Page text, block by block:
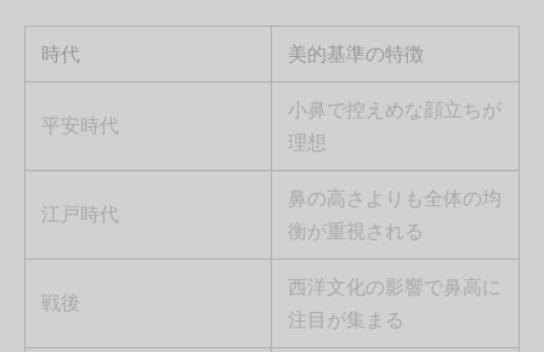
時代 美的基準の特徴
平安時代
小鼻で控えめな顔立ちが
理想
江戸時代
鼻の高さよりも全体の均
衡が重視される
戦後
西洋文化の影響で鼻高に
注目が集まる